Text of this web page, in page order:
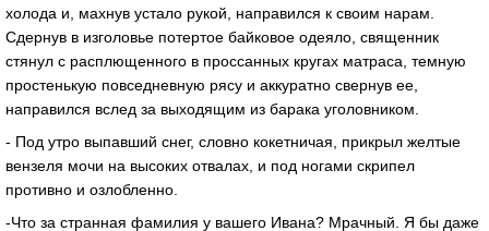
холода и, махнув устало рукой, направился к своим нарам.
Сдернув в изголовье потертое байковое одеяло, священник
стянул с расплющенного в проссанных кругах матраса, темную
простенькую повседневную рясу и аккуратно свернув ее,
направился вслед за выходящим из барака уголовником.
- Под утро выпавший снег, словно кокетничая, прикрыл желтые
вензеля мочи на высоких отвалах, и под ногами скрипел
противно и озлобленно.
-Что за странная фамилия у вашего Ивана? Мрачный. Я бы даже